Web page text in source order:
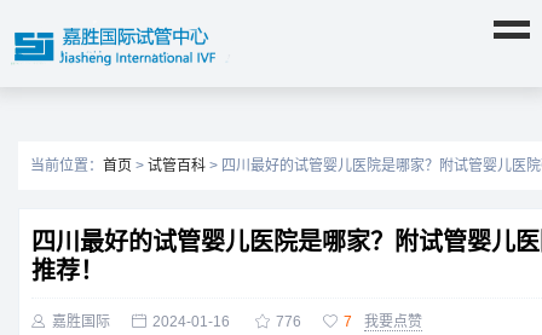
当前位置： 首页 > 试管百科 > 四川最好的试管婴儿医院是哪家？附试管婴儿医
四川最好的试管婴儿医院是哪家？附试管婴儿
推荐！
 嘉胜国际  2024-01-16  776  7 我要点赞